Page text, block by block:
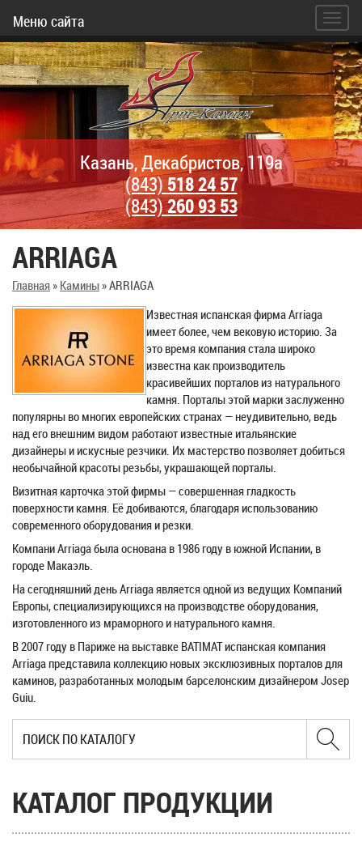
Меню сайта
Казань, Декабристов, 119а
(843)518 24 57
(843)260 93 53
ARRIAGA
Главная» Камины»ARRIAGA
Известная испанская фирма Arriaga
имеет более, чем вековую историю. За
это время компания стала широко
известна как производитель
красивейших порталов из натурального
камня. Порталы этой марки заслуженно
популярны во многих европейских странах — неудивительно, ведь
над его внешним видом работают известные итальянские
дизайнеры и искусные резчики. Их мастерство позволяет добиться
необычайной красоты резьбы, украшающей порталы.
Визитная карточка этой фирмы — совершенная гладкость
поверхности камня. Её добиваются, благодаря использованию
современного оборудования и резки.
Компани Arriaga была основана в 1986 году в южной Испании, в
городе Макаэль.
На сегодняшний день Arriaga является одной из ведущих Компаний
Европы, специализирующихся на производстве оборудования,
изготовленного из мраморного и натурального камня.
В 2007 году в Париже на выставке BATIMAT испанская компания
Arriaga представила коллекцию новых эксклюзивных порталов для
каминов, разработанных молодым барселонским дизайнером Josep
Guiu.
КАТАЛОГ ПРОДУКЦИИ